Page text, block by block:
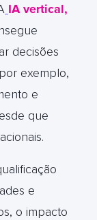
IA vertical,
decisões
exemplo,
e
que
e
o impacto